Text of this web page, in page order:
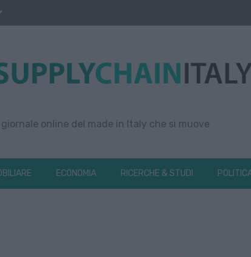
giornale online del made in Italy che si muove
ECONOMIA RICERCHE & STUDI